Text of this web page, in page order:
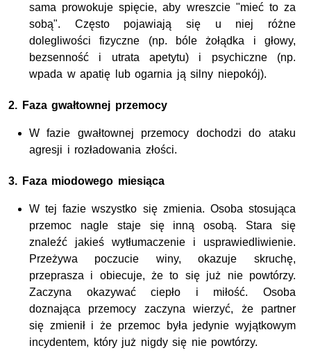
sama prowokuje spięcie, aby wreszcie "mieć to za
sobą". Często pojawiają się u niej różne
dolegliwości fizyczne (np. bóle żołądka i głowy,
bezsenność i utrata apetytu) i psychiczne (np.
wpada w apatię lub ogarnia ją silny niepokój).
2. Faza gwałtownej przemocy
W fazie gwałtownej przemocy dochodzi do ataku
agresji i rozładowania złości.
3. Faza miodowego miesiąca
W tej fazie wszystko się zmienia. Osoba stosująca
przemoc nagle staje się inną osobą. Stara się
znaleźć jakieś wytłumaczenie i usprawiedliwienie.
Przeżywa poczucie winy, okazuje skruchę,
przeprasza i obiecuje, że to się już nie powtórzy.
Zaczyna okazywać ciepło i miłość. Osoba
doznająca przemocy zaczyna wierzyć, że partner
się zmienił i że przemoc była jedynie wyjątkowym
incydentem, który już nigdy się nie powtórzy.